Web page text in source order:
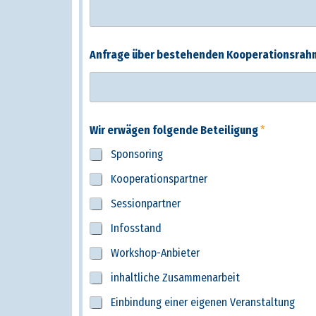
Anfrage über bestehenden
Wir erwägen folgende Beteiligung*
Sponsoring
Kooperationspartner
Sessionpartner
Infosstand
Workshop-Anbieter
inhaltliche Zusammenarbeit
Einbindung einer eigenen Veranstaltung